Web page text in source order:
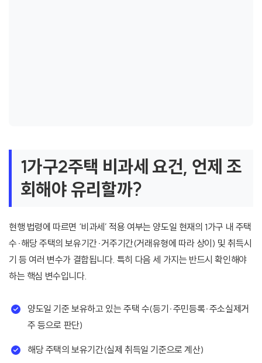
1가구2주택 비과세 요건, 언제 조
회해야 유리할까?
현행 법령에 따르면 ‘비과세’ 적용 여부는 양도일 현재의 1가구 내 주택
수·해당 주택의 보유기간·거주기간(거래유형에 따라 상이) 및 취득시
기 등 여러 변수가 결합됩니다. 특히 다음 세 가지는 반드시 확인해야
하는 핵심 변수입니다.
양도일 기준 보유하고 있는 주택 수(등기·주민등록·주소실제거
주 등으로 판단)
해당 주택의 보유기간(실제 취득일 기준으로 계산)